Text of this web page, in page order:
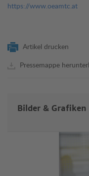
https://www.oeamtc.at
Artikel drucken
Pressemappe
Bilder & Grafiken